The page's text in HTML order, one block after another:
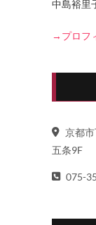
中島裕里
→プロフ
京都
五条9F
075-